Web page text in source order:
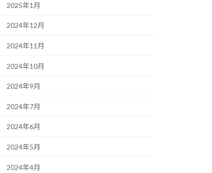
2025年1月
2024年12月
2024年11月
2024年10月
2024年9月
2024年7月
2024年6月
2024年5月
2024年4月